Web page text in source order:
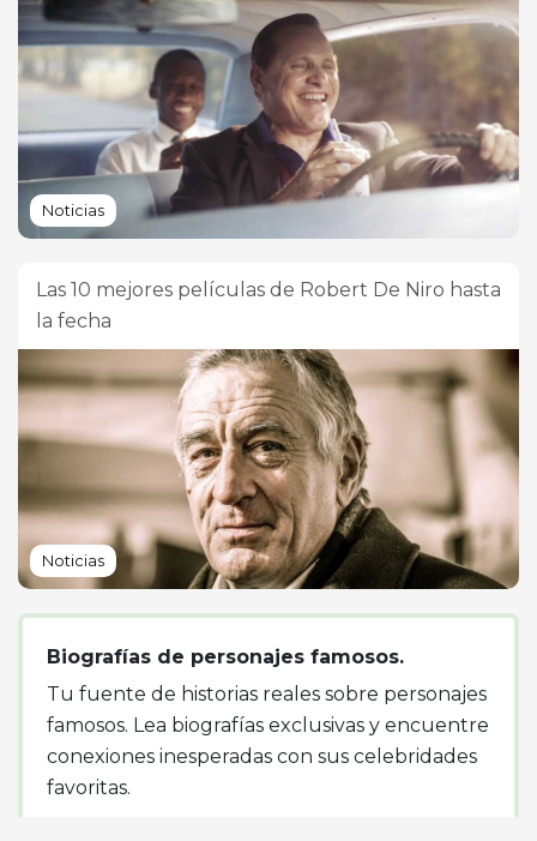
Noticias
Las 10 mejores películas de Robert De Niro hasta
la fecha
Noticias
Biografías de personajes famosos.
Tu fuente de historias reales sobre personajes
famosos. Lea biografías exclusivas y encuentre
conexiones inesperadas con sus celebridades
favoritas.